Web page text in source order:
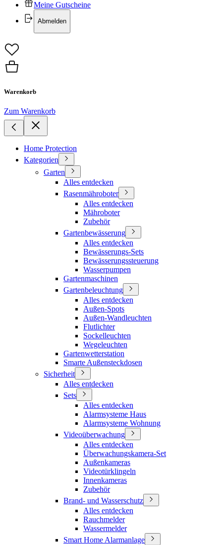
Meine Gutscheine
Abmelden
Warenkorb
Zum Warenkorb
Home Protection
Kategorien
Garten
Alles entdecken
Rasenmähroboter
Alles entdecken
Mähroboter
Zubehör
Gartenbewässerung
Alles entdecken
Bewässerungs-Sets
Bewässerungssteuerung
Wasserpumpen
Gartenmaschinen
Gartenbeleuchtung
Alles entdecken
Außen-Spots
Außen-Wandleuchten
Flutlichter
Sockelleuchten
Wegeleuchten
Gartenwetterstation
Smarte Außensteckdosen
Sicherheit
Alles entdecken
Sets
Alles entdecken
Alarmsysteme Haus
Alarmsysteme Wohnung
Videoüberwachung
Alles entdecken
Überwachungskamera-Set
Außenkameras
Videotürklingeln
Innenkameras
Zubehör
Brand- und Wasserschutz
Alles entdecken
Rauchmelder
Wassermelder
Smart Home Alarmanlage